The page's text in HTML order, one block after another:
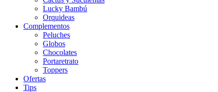
Lucky Bambú
Orquideas
Complementos
Peluches
Globos
Chocolates
Portaretrato
Toppers
Ofertas
Tips